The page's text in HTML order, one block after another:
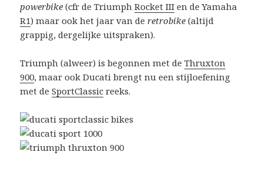
powerbike (cfr de TriumphRocket III en de Yamaha
R1) maar ook het jaar van deretrobike (altijd
grappig, dergelijke uitspraken).
Triumph (alweer) is begonnen met deThruxton
900, maar ook Ducati brengt nu een stijloefening
met deSportClassic reeks.